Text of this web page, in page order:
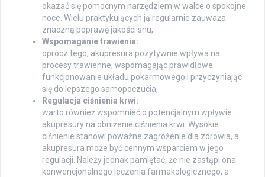
okazać się pomocnym narzędziem w walce o spokojne
noce. Wielu praktykujących ją regularnie zauważa
znaczną poprawę jakości snu,
Wspomaganie trawienia:
oprócz tego, akupresura pozytywnie wpływa na
procesy trawienne, wspomagając prawidłowe
funkcjonowanie układu pokarmowego i przyczyniając
się do lepszego samopoczucia,
Regulacja ciśnienia krwi:
warto również wspomnieć o potencjalnym wpływie
akupresury na obniżenie ciśnienia krwi. Wysokie
ciśnienie stanowi poważne zagrożenie dla zdrowia, a
akupresura może być cennym wsparciem w jego
regulacji. Należy jednak pamiętać, że nie zastąpi ona
konwencjonalnego leczenia farmakologicznego, a